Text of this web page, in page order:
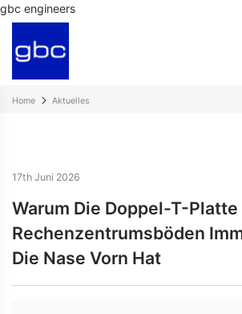
gbc engineers
Home Aktuelles
17th Juni 2026
Warum Die Doppel-T-Platte
Rechenzentrumsböden
Die Nase Vorn Hat